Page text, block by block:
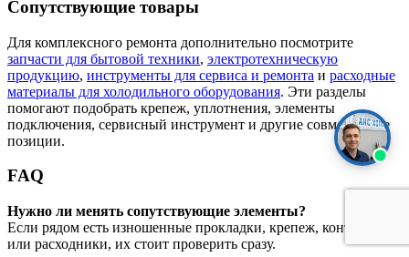
Сопутствующие товары
Для комплексного ремонта дополнительно посмотрите
запчасти для бытовой техники, электротехническую
продукцию, инструменты для сервиса и ремонта и расходные
материалы для холодильного оборудования. Эти разделы
помогают подобрать крепеж, уплотнения, элементы
подключения, сервисный инструмент и другие совместимые
позиции.
FAQ
Нужно ли менять сопутствующие элементы?
Если рядом есть изношенные прокладки, крепеж, контакты
или расходники, их стоит проверить сразу.